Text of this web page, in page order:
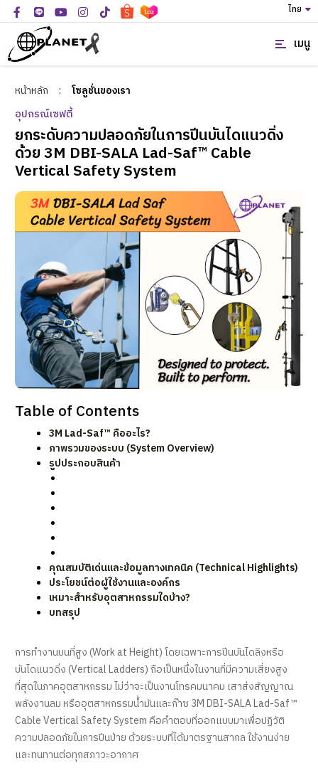
ไทย
เมนู
หน้าหลัก :
โซลูชั่นของเรา
อุปกรณ์เซฟตี้
ยกระดับความปลอดภัยในการปีนบันไดแนวดิ่ง
ด้วย 3M DBI-SALA Lad-Saf™ Cable
Vertical Safety System
Table of Contents
3M Lad-Saf™ คืออะไร?
ภาพรวมของระบบ (System Overview)
รูปประกอบสินค้า
คุณสมบัติเด่นและข้อมูลทางเทคนิค (Technical Highlights)
ประโยชน์ต่อผู้ใช้งานและองค์กร
เหมาะสำหรับอุตสาหกรรมใดบ้าง?
บทสรุป
การทำงานบนที่สูง (Work at Height) โดยเฉพาะการปีนบันไดลิงหรือ
บันไดแนวดิ่ง (Vertical Ladders) ถือเป็นหนึ่งในงานที่มีความเสี่ยงสูง
ที่สุดในภาคอุตสาหกรรม ไม่ว่าจะเป็นงานโทรคมนาคม เสาส่งสัญญาณ
พลังงานลม หรืออุตสาหกรรมน้ำมันและก๊าซ 3M DBI-SALA Lad-Saf™
Cable Vertical Safety System คือคำตอบที่ออกแบบมาเพื่อปฏิวัติ
ความปลอดภัยในการปีนป่าย ด้วยระบบที่ได้มาตรฐานสากล ใช้งานง่าย
และทนทานต่อทุกสภาวะอากาศ